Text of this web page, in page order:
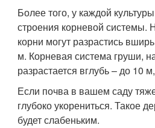
Более того, у каждой
строения корневой системы.
корни могут разрастись
м. Корневая система груши,
разрастается вглубь – до 10
Если почва в вашем саду
глубоко укорениться. Такое
будет слабеньким.